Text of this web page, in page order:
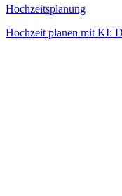
Hochzeitsplanung
Hochzeit planen mit KI: